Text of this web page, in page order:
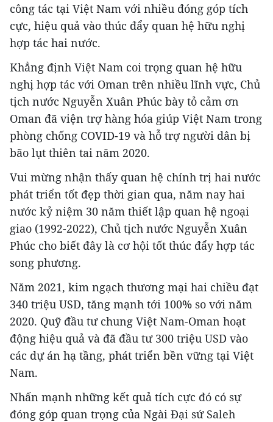
công tác tại Việt Nam với nhiều đóng góp tích
cực, hiệu quả vào thúc đẩy quan hệ hữu nghị
hợp tác hai nước.
Khẳng định Việt Nam coi trọng quan hệ hữu
nghị hợp tác với Oman trên nhiều lĩnh vực, Chủ
tịch nước Nguyễn Xuân Phúc bày tỏ cảm ơn
Oman đã viện trợ hàng hóa giúp Việt Nam trong
phòng chống COVID-19 và hỗ trợ người dân bị
bão lụt thiên tai năm 2020.
Vui mừng nhận thấy quan hệ chính trị hai nước
phát triển tốt đẹp thời gian qua, năm nay hai
nước kỷ niệm 30 năm thiết lập quan hệ ngoại
giao (1992-2022), Chủ tịch nước Nguyễn Xuân
Phúc cho biết đây là cơ hội tốt thúc đẩy hợp tác
song phương.
Năm 2021, kim ngạch thương mại hai chiều đạt
340 triệu USD, tăng mạnh tới 100% so với năm
2020. Quỹ đầu tư chung Việt Nam-Oman hoạt
động hiệu quả và đã đầu tư 300 triệu USD vào
các dự án hạ tầng, phát triển bền vững tại Việt
Nam.
Nhấn mạnh những kết quả tích cực đó có sự
đóng góp quan trọng của Ngài Đại sứ Saleh